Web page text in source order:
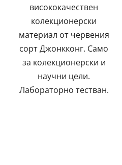
висококачествен
колекционерски
материал от червения
сорт Джонкконг. Само
за колекционерски и
научни цели.
Лабораторно тестван.